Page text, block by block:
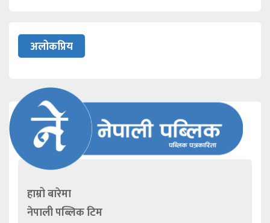
अलोकप्रिय
हाम्रो बारेमा
नेपाली पब्लिक टिम